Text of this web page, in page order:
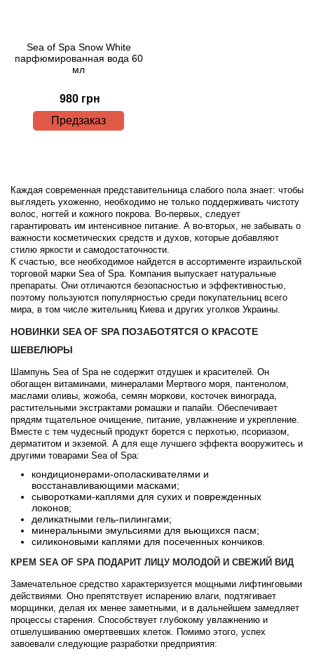
Sea of Spa Snow White
парфюмированная вода 60
мл
980 грн
Предзаказ
Каждая современная представительница слабого пола знает: чтобы
выглядеть ухоженно, необходимо не только поддерживать чистоту
волос, ногтей и кожного покрова. Во-первых, следует
гарантировать им интенсивное питание. А во-вторых, не забывать о
важности косметических средств и духов, которые добавляют
стилю яркости и самодостаточности.
К счастью, все необходимое найдется в ассортименте израильской
торговой марки Sea of Spa. Компания выпускает натуральные
препараты. Они отличаются безопасностью и эффективностью,
поэтому пользуются популярностью среди покупательниц всего
мира, в том числе жительниц Киева и других уголков Украины.
НОВИНКИ SEA OF SPA ПОЗАБОТЯТСЯ О КРАСОТЕ
ШЕВЕЛЮРЫ
Шампунь Sea of Spa не содержит отдушек и красителей. Он
обогащен витаминами, минералами Мертвого моря, пантенолом,
маслами оливы, жожоба, семян моркови, косточек винограда,
растительными экстрактами ромашки и папайи. Обеспечивает
прядям тщательное очищение, питание, увлажнение и укрепление.
Вместе с тем чудесный продукт борется с перхотью, псориазом,
дерматитом и экземой. А для еще лучшего эффекта вооружитесь и
другими товарами Sea of Spa:
кондиционерами-ополаскивателями и
восстанавливающими масками;
сыворотками-каплями для сухих и поврежденных
локонов;
деликатными гель-пилингами;
минеральными эмульсиями для вьющихся пасм;
силиконовыми каплями для посеченных кончиков.
КРЕМ SEA OF SPA ПОДАРИТ ЛИЦУ МОЛОДОЙ И СВЕЖИЙ ВИД
Замечательное средство характеризуется мощными лифтинговыми
действиями. Оно препятствует испарению влаги, подтягивает
морщинки, делая их менее заметными, и в дальнейшем замедляет
процессы старения. Способствует глубокому увлажнению и
отшелушиванию омертвевших клеток. Помимо этого, успех
завоевали следующие разработки предприятия: